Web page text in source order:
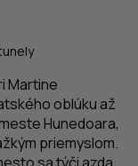
Martine
oblúku až
Hunedoara,
priemyslom.